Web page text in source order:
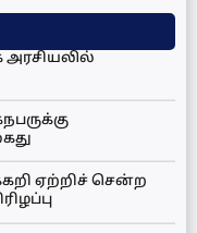
அரசியலில்
ஏற்றிச் சென்ற